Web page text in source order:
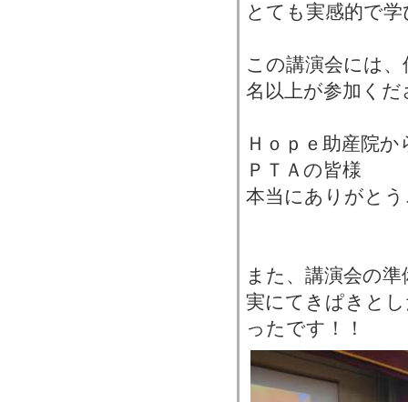
とても実感的で
この講演会には
名以上が参加く
Ｈｏｐｅ助産院
ＰＴＡの皆様
本当にありがと
また、講演会の
実にてきぱきと
ったです！！